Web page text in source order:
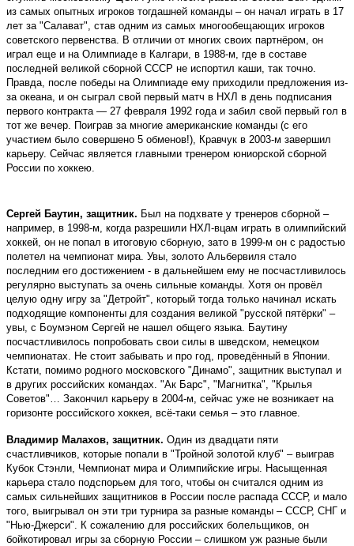
из самых опытных игроков тогдашней команды – он начал играть в 17
лет за "Салават", став одним из самых многообещающих игроков
советского первенства. В отличии от многих своих партнёром, он
играл еще и на Олимпиаде в Калгари, в 1988-м, где в составе
последней великой сборной СССР не испортил каши, так точно.
Правда, после победы на Олимпиаде ему приходили предложения из-
за океана, и он сыграл свой первый матч в НХЛ в день подписания
первого контракта — 27 февраля 1992 года и забил свой первый гол в
тот же вечер. Поиграв за многие американские команды (с его
участием было совершено 5 обменов!), Кравчук в 2003-м завершил
карьеру. Сейчас является главными тренером юниорской сборной
России по хоккею.
Сергей Баутин, защитник. Был на подхвате у тренеров сборной –
например, в 1998-м, когда разрешили НХЛ-вцам играть в олимпийский
хоккей, он не попал в итоговую сборную, зато в 1999-м он с радостью
полетел на чемпионат мира. Увы, золото Альбервиля стало
последним его достижением - в дальнейшем ему не посчастливилось
регулярно выступать за очень сильные команды. Хотя он провёл
целую одну игру за "Детройт", который тогда только начинал искать
подходящие компоненты для создания великой "русской пятёрки" –
увы, с Боумэном Сергей не нашел общего языка. Баутину
посчастливилось попробовать свои силы в шведском, немецком
чемпионатах. Не стоит забывать и про год, проведённый в Японии.
Кстати, помимо родного московского "Динамо", защитник выступал и
в других российских командах. "Ак Барс", "Магнитка", "Крылья
Советов"… Закончил карьеру в 2004-м, сейчас уже не возникает на
горизонте российского хоккея, всё-таки семья – это главное.
Владимир Малахов, защитник. Один из двадцати пяти
счастливчиков, которые попали в "Тройной золотой клуб" – выиграв
Кубок Стэнли, Чемпионат мира и Олимпийские игры. Насыщенная
карьера стало подспорьем для того, чтобы он считался одним из
самых сильнейших защитников в России после распада СССР, и мало
того, выигрывал он эти три турнира за разные команды – СССР, СНГ и
"Нью-Джерси". К сожалению для российских болельщиков, он
бойкотировал игры за сборную России – слишком уж разные были